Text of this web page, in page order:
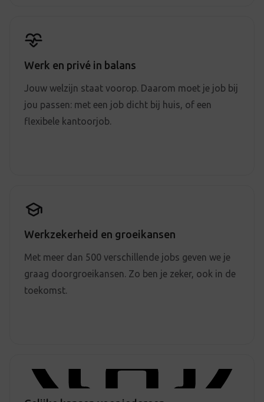
Werk en privé in balans
Jouw welzijn staat voorop. Daarom moet je job bij
jou passen: met een job dicht bij huis, of een
flexibele kantoorjob.
Werkzekerheid en groeikansen
Met meer dan 500 verschillende jobs geven we je
graag doorgroeikansen. Zo ben je zeker, ook in de
toekomst.